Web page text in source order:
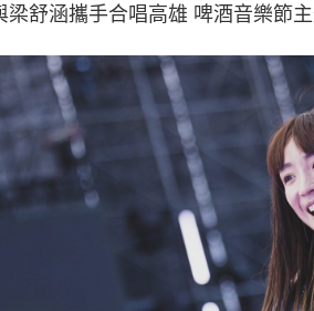
梁舒涵攜手合唱高雄 啤酒音樂節